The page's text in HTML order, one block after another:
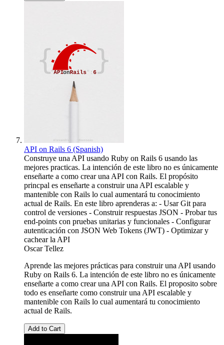
API on Rails 6 (Spanish)
Construye una API usando Ruby on Rails 6 usando las
mejores practicas. La intención de este libro no es únicamente
enseñarte a como crear una API con Rails. El propósito
princpal es enseñarte a construir una API escalable y
mantenible con Rails lo cual aumentará tu conocimiento
actual de Rails. En este libro aprenderas a: - Usar Git para
control de versiones - Construir respuestas JSON - Probar tus
end-points con pruebas unitarias y funcionales - Configurar
autenticación con JSON Web Tokens (JWT) - Optimizar y
cachear la API
Oscar Tellez
Aprende las mejores prácticas para construir una API usando
Ruby on Rails 6. La intención de este libro no es únicamente
enseñarte a como crear una API con Rails. El proposito sobre
todo es enseñarte como construir una API escalable y
mantenible con Rails lo cual aumentará tu conocimiento
actual de Rails.
Add to Cart